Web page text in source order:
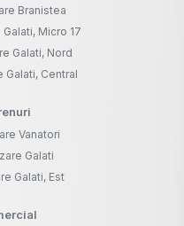
Branistea
Micro 17
Galati, Nord
Galati, Central
Vanatori
Galati
Galati, Est